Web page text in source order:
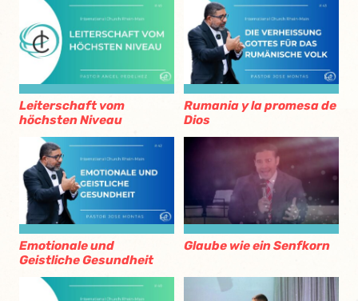
Leiterschaft vom
höchsten Niveau
Rumania y la promesa de
Dios
Emotionale und
Geistliche Gesundheit
Glaube wie ein Senfkorn